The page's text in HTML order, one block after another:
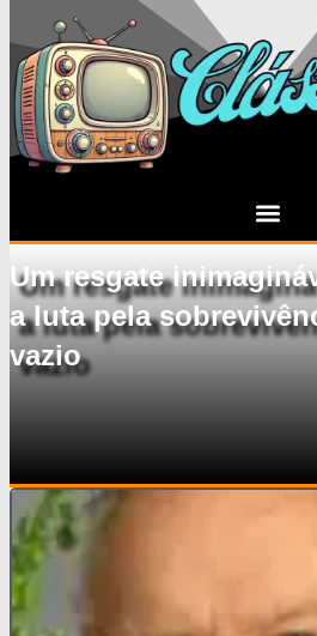
Um resgate
a luta pela
vazio